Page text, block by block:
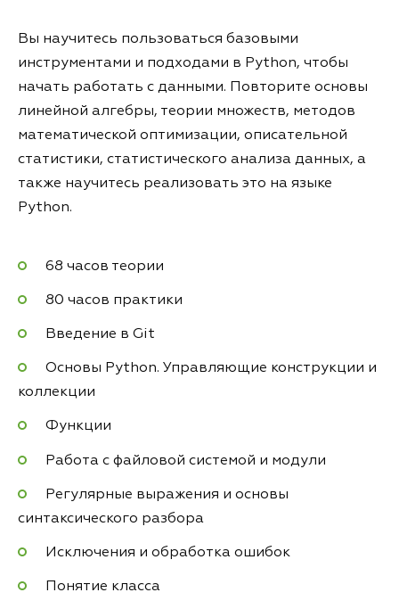
Вы научитесь пользоваться базовыми
инструментами и подходами в Python, чтобы
начать работать с данными. Повторите основы
линейной алгебры, теории множеств, методов
математической оптимизации, описательной
статистики, статистического анализа данных, а
также научитесь реализовать это на языке
Python.
68 часов теории
80 часов практики
Введение в Git
Основы Python. Управляющие конструкции и
коллекции
Функции
Работа с файловой системой и модули
Регулярные выражения и основы
синтаксического разбора
Исключения и обработка ошибок
Понятие класса